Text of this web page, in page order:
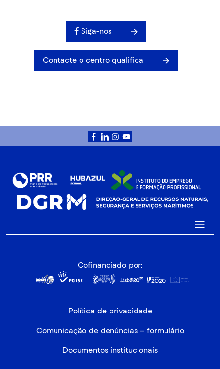
Contacte o centro qualifica
Siga-nos
Cofinanciado por:
Política de privacidade
Comunicação de denúncias – formulário
Documentos institucionais